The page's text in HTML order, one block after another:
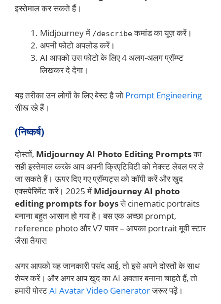
इस्तेमाल कर सकते हैं।
Midjourney में /describeकमांड का यूज़ करें।
अपनी फोटो अपलोड करें।
AI आपको उस फोटो के लिए 4 अलग-अलग प्रॉम्प्ट
लिखकर दे देगा।
यह तरीका उन लोगों के लिए बेस्ट है जो Prompt Engineering
सीख रहे हैं।
(निष्कर्ष)
दोस्तों, Midjourney AI Photo Editing Promptsका
सही इस्तेमाल करके आप अपनी क्रिएटिविटी को नेक्स्ट लेवल पर ले
जा सकते हैं। ऊपर दिए गए प्रॉम्पट्स को कॉपी करें और खुद
एक्सपेरिमेंट करें। 2025 में Midjourney AI photo
editing prompts for boysसे cinematic portraits
बनाना बहुत आसान हो गया है। बस एक अच्छा prompt,
reference photo और V7 पावर – आपका portrait मूवी स्टार
जैसा तैयार!
अगर आपको यह जानकारी पसंद आई, तो इसे अपने दोस्तों के साथ
शेयर करें। और अगर आप खुद का AI अवतार बनाना चाहते हैं, तो
हमारी पोस्टAI Avatar Video Generatorजरूर पढ़ें।